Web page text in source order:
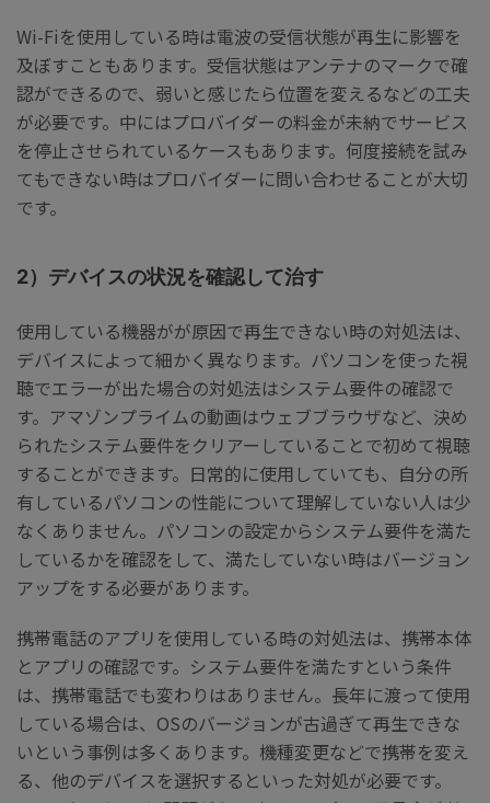
Wi-Fiを使用している時は電波の受信状態が再生に影響を
及ぼすこともあります。受信状態はアンテナのマークで確
認ができるので、弱いと感じたら位置を変えるなどの工夫
が必要です。中にはプロバイダーの料金が未納でサービス
を停止させられているケースもあります。何度接続を試み
てもできない時はプロバイダーに問い合わせることが大切
です。
2）デバイスの状況を確認して治す
使用している機器がが原因で再生できない時の対処法は、
デバイスによって細かく異なります。パソコンを使った視
聴でエラーが出た場合の対処法はシステム要件の確認で
す。アマゾンプライムの動画はウェブブラウザなど、決め
られたシステム要件をクリアーしていることで初めて視聴
することができます。日常的に使用していても、自分の所
有しているパソコンの性能について理解していない人は少
なくありません。パソコンの設定からシステム要件を満た
しているかを確認をして、満たしていない時はバージョン
アップをする必要があります。
携帯電話のアプリを使用している時の対処法は、携帯本体
とアプリの確認です。システム要件を満たすという条件
は、携帯電話でも変わりはありません。長年に渡って使用
している場合は、OSのバージョンが古過ぎて再生できな
いという事例は多くあります。機種変更などで携帯を変え
る、他のデバイスを選択するといった対処が必要です。